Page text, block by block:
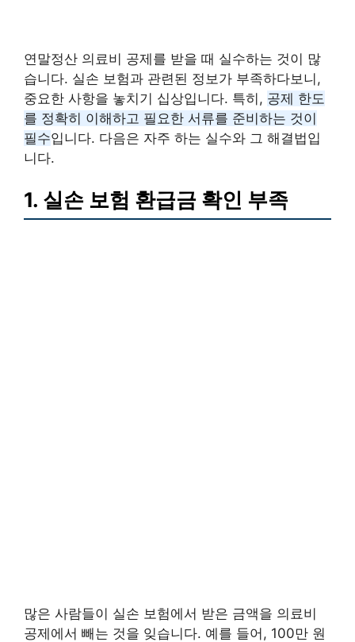
연말정산 의료비 공제를 받을 때 실수하는 것이 많
습니다. 실손 보험과 관련된 정보가 부족하다보니,
중요한 사항을 놓치기 십상입니다. 특히, 공제 한도
를 정확히 이해하고 필요한 서류를 준비하는 것이
필수입니다. 다음은 자주 하는 실수와 그 해결법입
니다.
1. 실손 보험 환급금 확인 부족
많은 사람들이 실손 보험에서 받은 금액을 의료비
공제에서 빼는 것을 잊습니다. 예를 들어, 100만 원